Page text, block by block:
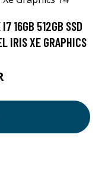
16GB 512GB SSD
IRIS XE GRAPHICS